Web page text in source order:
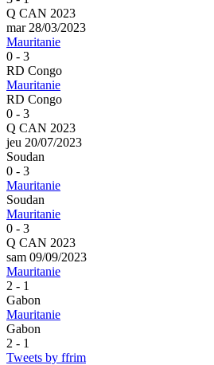
Q CAN 2023
mar 28/03/2023
Mauritanie
0 - 3
RD Congo
Mauritanie
RD Congo
0 - 3
Q CAN 2023
jeu 20/07/2023
Soudan
0 - 3
Mauritanie
Soudan
Mauritanie
0 - 3
Q CAN 2023
sam 09/09/2023
Mauritanie
2 - 1
Gabon
Mauritanie
Gabon
2 - 1
Tweets by ffrim